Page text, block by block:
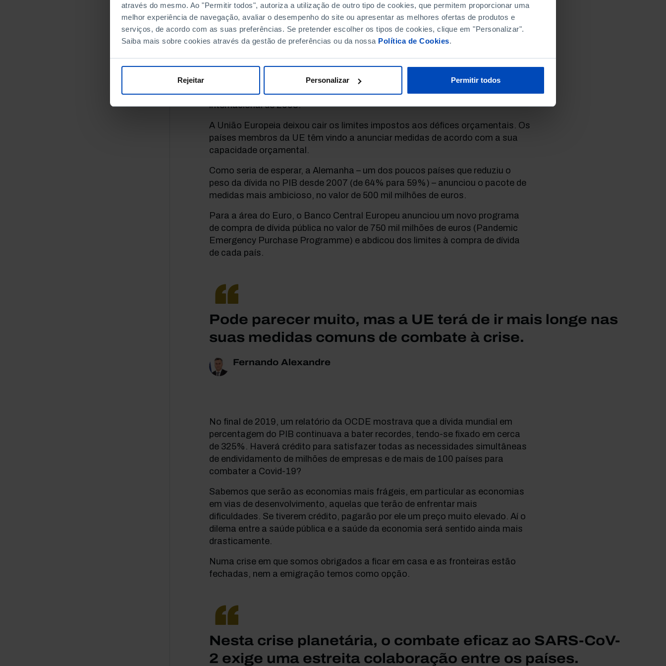
através do mesmo. Ao "Permitir todos", autoriza a utilização de outro tipo de cookies, que permitem proporcionar uma
melhor experiência de navegação, avaliar o desempenho do site ou apresentar as melhores ofertas de produtos e
serviços, de acordo com as suas preferências. Se pretender escolher os tipos de cookies, clique em "Personalizar".
Saiba mais sobre cookies através da gestão de preferências ou da nossa Política de Cookies.
Rejeitar Personalizar Permitir todos
Nesta fase, os bancos centrais e os governos têm como objectivos principais
impedir falências em catadupa e, simultaneamente, garantir o emprego e o
rendimento das famílias.
Os Estados Unidos aprovaram um plano económico e financeiro para
combater a crise covid-19 que ultrapassa largamente o da crise financeira
internacional de 2008.
A União Europeia deixou cair os limites impostos aos défices orçamentais. Os
países membros da UE têm vindo a anunciar medidas de acordo com a sua
capacidade orçamental.
Como seria de esperar, a Alemanha – um dos poucos países que reduziu o
peso da dívida no PIB desde 2007 (de 64% para 59%) – anunciou o pacote de
medidas mais ambicioso, no valor de 500 mil milhões de euros.
Para a área do Euro, o Banco Central Europeu anunciou um novo programa
de compra de dívida pública no valor de 750 mil milhões de euros (Pandemic
Emergency Purchase Programme) e abdicou dos limites à compra de dívida
de cada país.
Pode parecer muito, mas a UE terá de ir mais longe nas
suas medidas comuns de combate à crise.
Fernando Alexandre
No final de 2019, um relatório da OCDE mostrava que a dívida mundial em
percentagem do PIB continuava a bater recordes, tendo-se fixado em cerca
de 325%. Haverá crédito para satisfazer todas as necessidades simultâneas
de endividamento de milhões de empresas e de mais de 100 países para
combater a Covid-19?
Sabemos que serão as economias mais frágeis, em particular as economias
em vias de desenvolvimento, aquelas que terão de enfrentar mais
dificuldades. Se tiverem crédito, pagarão por ele um preço muito elevado. Aí o
dilema entre a saúde pública e a saúde da economia será sentido ainda mais
drasticamente.
Numa crise em que somos obrigados a ficar em casa e as fronteiras estão
fechadas, nem a emigração temos como opção.
Nesta crise planetária, o combate eficaz ao SARS-CoV-
2 exige uma estreita colaboração entre os países.